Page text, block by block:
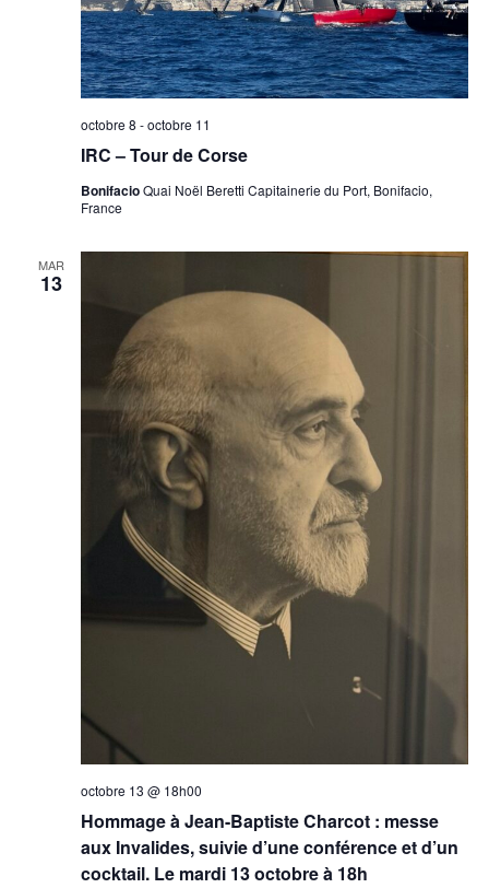
IRC – Tour de Corse
octobre 8 -octobre 11
BonifacioQuai Noël Beretti Capitainerie du Port, Bonifacio,
France
MAR
13
Hommage à Jean-Baptiste Charcot : messe
aux Invalides, suivie d’une conférence et d’un
cocktail. Le mardi 13 octobre à 18h
octobre 13 @ 18h00